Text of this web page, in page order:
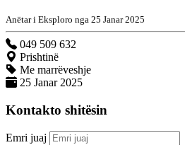
Anëtar i Eksploro nga 25 Janar 2025
049 509 632
Prishtinë
Me marrëveshje
25 Janar 2025
Kontakto shitësin
Emri juaj